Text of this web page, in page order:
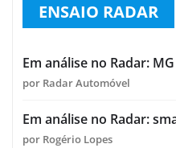
ENSAIO RADAR
Em análise no Radar:
por Radar Automóvel
Em análise no Radar:
por Rogério Lopes